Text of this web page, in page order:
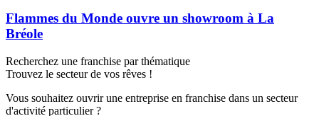
Flammes du Monde ouvre un showroom à La
Bréole
Recherchez une franchise par thématique
Trouvez le secteur de vos rêves !
Vous souhaitez ouvrir une entreprise en franchise dans un secteur
d'activité particulier ?